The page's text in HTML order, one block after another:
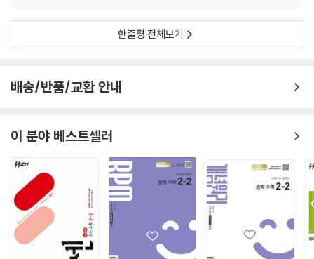
한줄평 전체보기
배송/반품/교환 안내
이 분야 베스트셀러